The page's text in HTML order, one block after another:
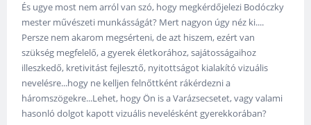
És ugye most nem arról van szó, hogy megkérdőjelezi Bodóczky
mester művészeti munkásságát? Mert nagyon úgy néz ki....
Persze nem akarom megsérteni, de azt hiszem, ezért van
szükség megfelelő, a gyerek életkorához, sajátosságaihoz
illeszkedő, kretivitást fejlesztő, nyitottságot kialakító vizuális
nevelésre...hogy ne kelljen felnőttként rákérdezni a
háromszögekre...Lehet, hogy Ön is a Varázsecsetet, vagy valami
hasonló dolgot kapott vizuális nevelésként gyerekkorában?